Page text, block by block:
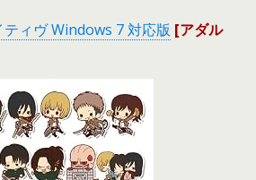
ィヴ Windows 7 対応版 [アダル